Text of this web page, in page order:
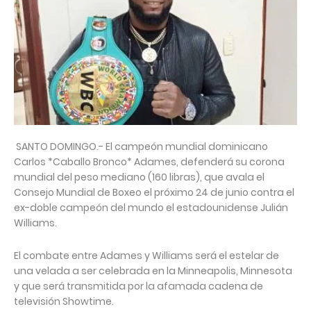
SANTO DOMINGO.- El campeón mundial dominicano
Carlos *Caballo Bronco* Adames, defenderá su corona
mundial del peso mediano (160 libras), que avala el
Consejo Mundial de Boxeo el próximo 24 de junio contra el
ex-doble campeón del mundo el estadounidense Julián
Williams.
El combate entre Adames y Williams será el estelar de
una velada a ser celebrada en la Minneapolis, Minnesota
y que será transmitida por la afamada cadena de
televisión Showtime.